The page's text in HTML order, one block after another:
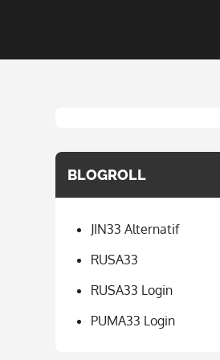
BLOGROLL
JIN33 Alternatif
RUSA33
RUSA33 Login
PUMA33 Login